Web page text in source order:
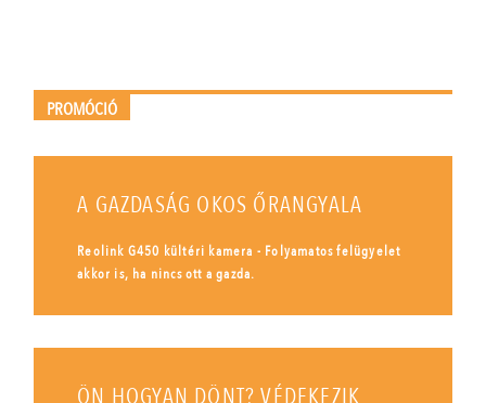
PROMÓCIÓ
A GAZDASÁG OKOS ŐRANGYALA
Reolink G450 kültéri kamera - Folyamatos felügyelet
akkor is, ha nincs ott a gazda.